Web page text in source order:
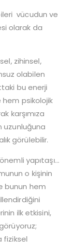
vücudun ve
olarak da
zihinsel,
olabilen
bu enerji
hem psikolojik
karşımıza
uzunluğuna
görülebilir.
yapıtaşı…
o kişinin
bunun hem
ilk etkisini,
fiziksel